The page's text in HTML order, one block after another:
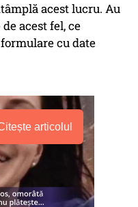
acest lucru. Au
acest fel, ce
cu date
articolul